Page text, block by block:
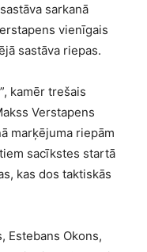
sarkanā
vienīgais
sastāva riepas.
kamēr trešais
Verstapens
marķējuma riepām
sacīkstes startā
kas dos taktiskās
Estebans Okons,